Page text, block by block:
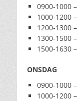
0900-1000
1000-1200
1200-1300
1300-1500
1500-1630
ONSDAG
0900-1000
1000-1200